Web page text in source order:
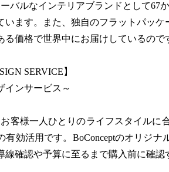
ーバルなインテリアブランドとして
います。また、独自のフラットパッ
る価格で世界中にお届けしているので
SERVICE】
インサービス～
お客様一人ひとりのライフスタイル
有効活用です。BoConceptのオリジ
線確認や予算に至るまで購入前に確認